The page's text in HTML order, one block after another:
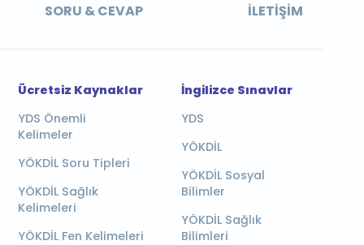
SORU & CEVAP İLETIŞIM
Ücretsiz Kaynaklar
YDS Önemli
Kelimeler
YÖKDİL Soru Tipleri
YÖKDİL Sağlık
Kelimeleri
YÖKDİL Fen Kelimeleri
İngilizce Sınavlar
YDS
YÖKDİL
YÖKDİL Sosyal
Bilimler
YÖKDİL Sağlık
Bilimleri